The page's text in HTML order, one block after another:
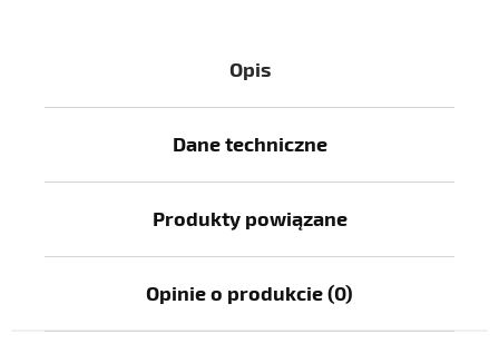
Opis
Dane techniczne
Produkty powiązane
Opinie o produkcie (0)